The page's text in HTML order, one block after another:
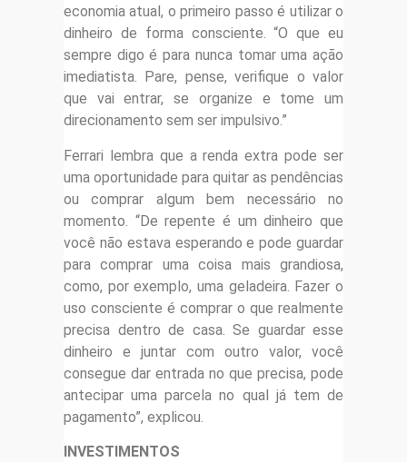
economia atual, o primeiro passo é utilizar o
dinheiro de forma consciente. “O que eu
sempre digo é para nunca tomar uma ação
imediatista. Pare, pense, verifique o valor
que vai entrar, se organize e tome um
direcionamento sem ser impulsivo.”
Ferrari lembra que a renda extra pode ser
uma oportunidade para quitar as pendências
ou comprar algum bem necessário no
momento. “De repente é um dinheiro que
você não estava esperando e pode guardar
para comprar uma coisa mais grandiosa,
como, por exemplo, uma geladeira. Fazer o
uso consciente é comprar o que realmente
precisa dentro de casa. Se guardar esse
dinheiro e juntar com outro valor, você
consegue dar entrada no que precisa, pode
antecipar uma parcela no qual já tem de
pagamento”, explicou.
INVESTIMENTOS